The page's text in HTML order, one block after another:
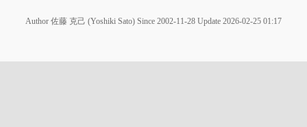
Author 佐藤 克己 (Yoshiki Sato) Since 2002-11-28 Update 2026-02-25 01:17